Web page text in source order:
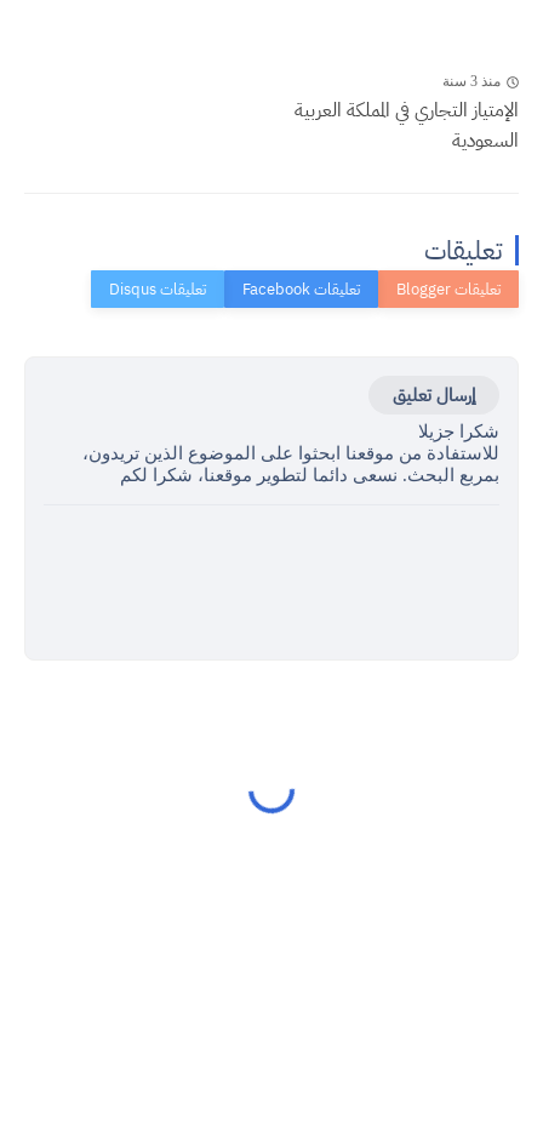
منذ 3 سنة
الإمتياز التجاري في المملكة العربية
السعودية
تعليقات
إرسال تعليق
شكرا جزيلا
للاستفادة من موقعنا ابحثوا على الموضوع الذين تريدون،
بمربع البحث. نسعى دائما لتطوير موقعنا، شكرا لكم